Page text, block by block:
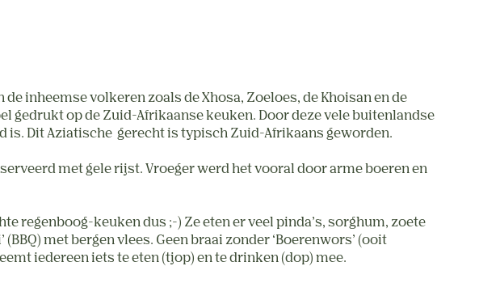
inheemse volkeren zoals de Xhosa, Zoeloes, de Khoisan en de
gedrukt op de Zuid-Afrikaanse keuken. Door deze vele buitenlandse
Dit Aziatische gerecht is typisch Zuid-Afrikaans geworden.
met gele rijst. Vroeger werd het vooral door arme boeren en
regenboog-keuken dus ;-) Ze eten er veel pinda’s, sorghum, zoete
met bergen vlees. Geen braai zonder ‘Boerenwors’ (ooit
iedereen iets te eten (tjop) en te drinken (dop) mee.